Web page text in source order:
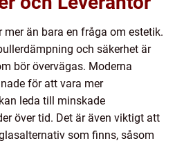
än bara en fråga om estetik.
och säkerhet är
bör övervägas. Moderna
för att vara mer
leda till minskade
över tid. Det är även viktigt att
som finns, såsom